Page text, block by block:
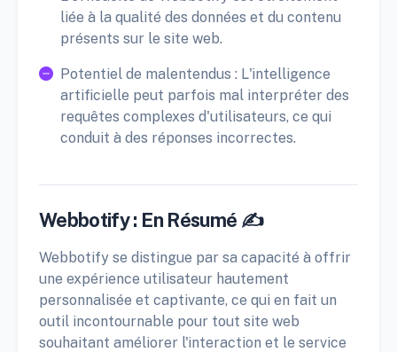
liée à la qualité des données et du contenu
présents sur le site web.
Potentiel de malentendus : L'intelligence
artificielle peut parfois mal interpréter des
requêtes complexes d'utilisateurs, ce qui
conduit à des réponses incorrectes.
Webbotify : En Résumé ✍️
Webbotify se distingue par sa capacité à offrir
une expérience utilisateur hautement
personnalisée et captivante, ce qui en fait un
outil incontournable pour tout site web
souhaitant améliorer l'interaction et le service